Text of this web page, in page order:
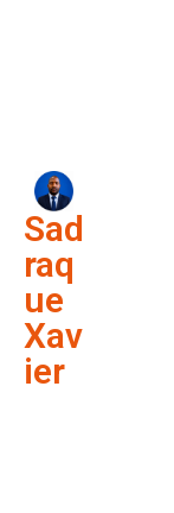
Sad
raq
ue
Xav
ier